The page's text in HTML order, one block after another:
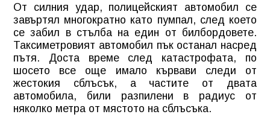
От силния удар, полицейският автомобил се
завъртял многократно като пумпал, след което
се забил в стълба на един от билбордовете.
Таксиметровият автомобил пък останал насред
пътя. Доста време след катастрофата, по
шосето все още имало кървави следи от
жестокия сблъсък, а частите от двата
автомобила, били разпилени в радиус от
няколко метра от мястото на сблъсъка.